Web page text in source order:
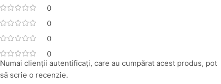
0
0
0
0
Numai clienții autentificați, care au cumpărat acest produs, pot
să scrie o recenzie.